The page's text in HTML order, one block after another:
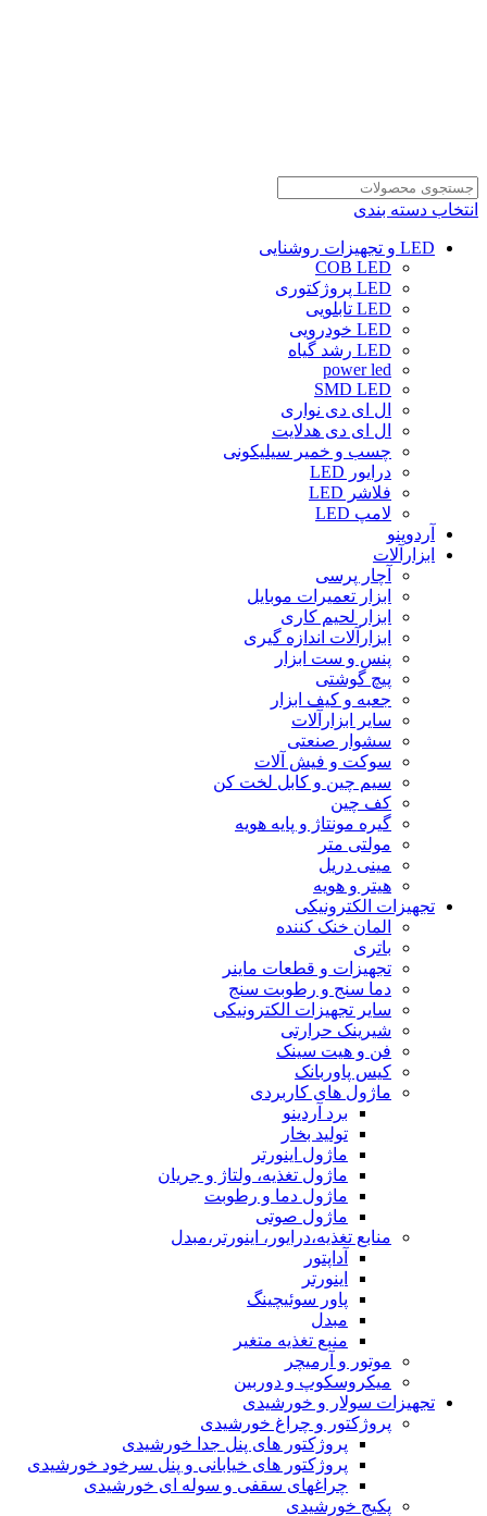
انتخاب دسته بندی
LED و تجهیزات روشنایی
COB LED
LED پروژکتوری
LED تابلویی
LED خودرویی
LED رشد گیاه
power led
SMD LED
ال ای دی نواری
ال ای دی هدلایت
چسب و خمیر سیلیکونی
درایور LED
فلاشر LED
لامپ LED
آردوینو
ابزارآلات
آچار پرسی
ابزار تعمیرات موبایل
ابزار لحیم کاری
ابزارآلات اندازه گیری
پنس و ست ابزار
پیچ گوشتی
جعبه و کیف ابزار
سایر ابزارآلات
سشوار صنعتی
سوکت و فیش آلات
سیم چین و کابل لخت کن
کف چین
گیره مونتاژ و پایه هویه
مولتی متر
مینی دریل
هیتر و هویه
تجهیزات الکترونیکی
المان خنک کننده
باتری
تجهیزات و قطعات ماینر
دما سنج و رطوبت سنج
سایر تجهیزات الکترونیکی
شیرینک حرارتی
فن و هیت سینک
کیس پاوربانک
ماژول های کاربردی
برد آردینو
تولید بخار
ماژول اینورتر
ماژول تغذیه، ولتاژ و جریان
ماژول دما و رطوبت
ماژول صوتی
منابع تغذیه،درایور، اینورتر،مبدل
آداپتور
اینورتر
پاور سوئیچینگ
مبدل
منبع تغذیه متغیر
موتور و آرمیچر
میکروسکوپ و دوربین
تجهیزات سولار و خورشیدی
پروژکتور و چراغ خورشیدی
پروژکتور های پنل جدا خورشیدی
پروژکتور های خیابانی و پنل سرخود خورشیدی
چراغهای سقفی و سوله ای خورشیدی
پکیج خورشیدی